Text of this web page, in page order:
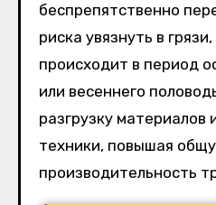
беспрепятственно
риска увязнуть в
происходит в период
или весеннего
разгрузку
техники, повышая
производительность